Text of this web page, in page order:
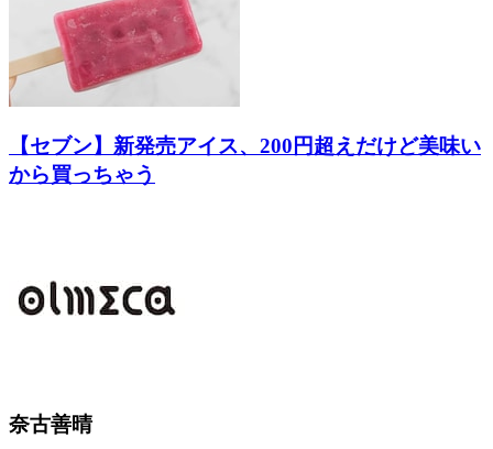
【セブン】新発売アイス、200円超えだけど美味い
から買っちゃう
奈古善晴